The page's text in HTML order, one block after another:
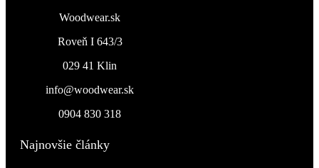
Woodwear.sk
Roveň I 643/3
029 41 Klin
info@woodwear.sk
0904 830 318
Najnovšie články